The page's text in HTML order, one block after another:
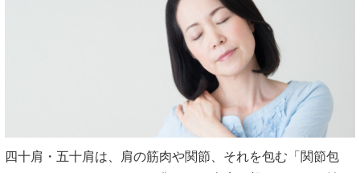
四十肩・五十肩は、肩の筋肉や関節、それを包む「関節包